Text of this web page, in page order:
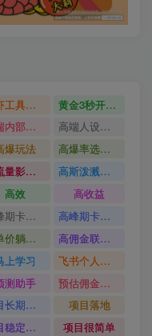
龙虾工具完整部署教学
黄金3秒开头与标题海报玩法六大运营硬核技能高效变现
高端内部魔灵召唤挂G打金
高端人设搭建积累客户信任图文剪辑谈单转化实操教学
爆玩法
高爆率选题方法
高流量影视片
高斯泼溅与游戏化交互课程
高效
高收益
高峰期卡顿利润被抽干私域直播核心痛点解析
高峰期卡顿利润被抽干
高单价躺賺玩法
高佣金联盟课
上学习
飞书个人版100G注册教程无需额外扩容
测助手
预估佣金有2200
项目长期稳定
项目落地
项目稳定落地两年以上
项目很简单